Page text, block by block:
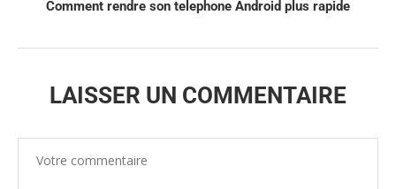
Comment rendre son telephone Android plus rapide
LAISSER UN COMMENTAIRE